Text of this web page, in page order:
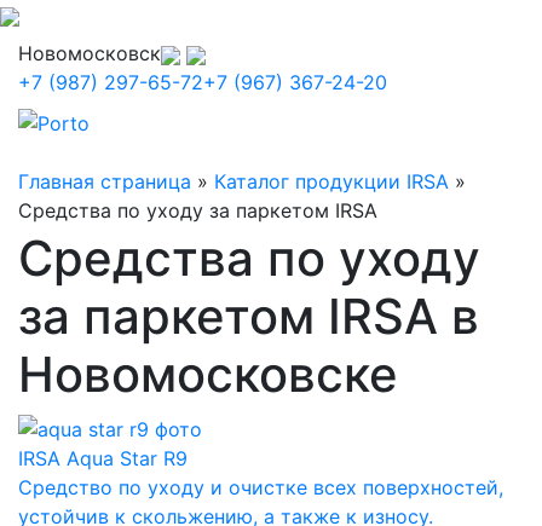
Новомосковск
+7 (987) 297-65-72+7 (967) 367-24-20
Главная страница » Каталог продукции IRSA »
Средства по уходу за паркетом IRSA
Средства по уходу
за паркетом IRSA в
Новомосковске
IRSA Aqua Star R9
Средство по уходу и очистке всех поверхностей,
устойчив к скольжению, а также к износу.